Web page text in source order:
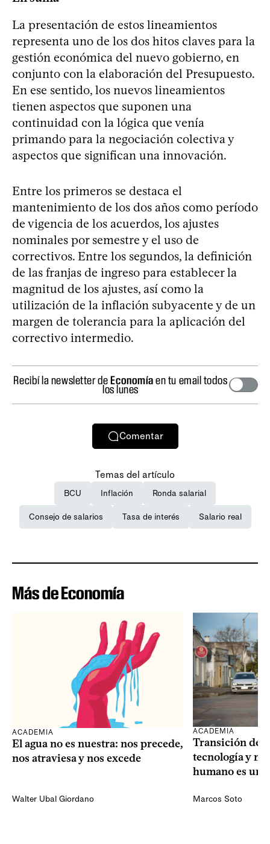
La presentación de estos lineamientos
representa uno de los dos hitos claves para la
gestión económica del nuevo gobierno, en
conjunto con la elaboración del Presupuesto.
En ese sentido, los nuevos lineamientos
tienen aspectos que suponen una
continuidad con la lógica que venía
primando para la negociación colectiva y
aspectos que significan una innovación.
Entre los primeros se destaca el
mantenimiento de los dos años como período
de vigencia de los acuerdos, los ajustes
nominales por semestre y el uso de
correctivos. Entre los segundos, la definición
de las franjas de ingreso para establecer la
magnitud de los ajustes, así como la
utilización de la inflación subyacente y de un
margen de tolerancia para la aplicación del
correctivo intermedio.
Recibí la newsletter deEconomíaen tu email todos
los lunes
Comentar
Temas del artículo
BCU Inflación Ronda salarial
Consejo de salarios Tasa de interés Salario real
Más de Economía
ACADEMIA
El agua no es nuestra: nos precede,
nos atraviesa y nos excede
Walter Ubal Giordano
ACADEMIA
Transición
tecnología y
humano es
Marcos Soto